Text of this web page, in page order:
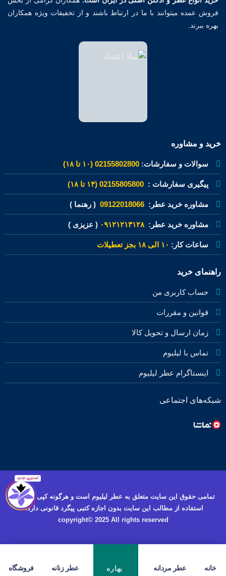
فروش عمده میتوانند با ما در ارتباط باشند و از تخفیفات ویژه همکاران
بهره ببرند.
خرید و مشاوره
سوالات و سفارشات: 02155802800 (۱۰ تا ۱۸)
پیگیری سفارشات : 02155805800 (۱۴ تا ۱۸)
مشاوره خرید عطر: 09122018066 ( رهنما )
مشاوره خرید عطر:۰۹۱۲۱۲۱۳۱۲۸ ( عزیزی )
ساعات کار: ۱۰ الی ۱۸ بجز تعطیلات
راهنمای خرید
حساب کاربری من
قوانین و مقررات
زمان ارسال و تحویل کالا
تماس با لیلیوم
اینستاگرام عطر لیلیوم
شبکه‌های اجتماعی
تمامی حقوق این سایت متعلق به عطر لیلیوم است و هرگونه کپی برداری و
استفاده از مطالب این سایت بدون اجازه کتبی پیگرد قانونی دارد.
copyright© 2025 All rights reserved
خانه عطر مردانه عطر زنانه فروشگاه